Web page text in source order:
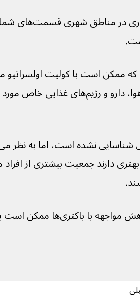
به عنوان مثال، این
ممکن است با کولیت اولسراتیو
باشند، از جمله آلودگی هوا، دارو و رژیم‌های
دارند جمعیت بیشتری از افراد
این نشان می‌دهد که کاهش مواجهه با